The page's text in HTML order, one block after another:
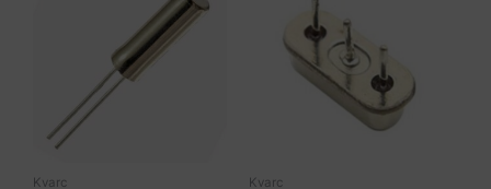
Kvarc Kvarc